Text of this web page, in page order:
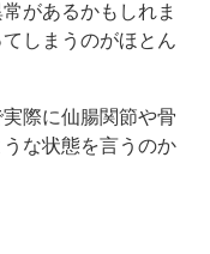
があるかもしれま
しまうのがほとん
際に仙腸関節や骨
な状態を言うのか